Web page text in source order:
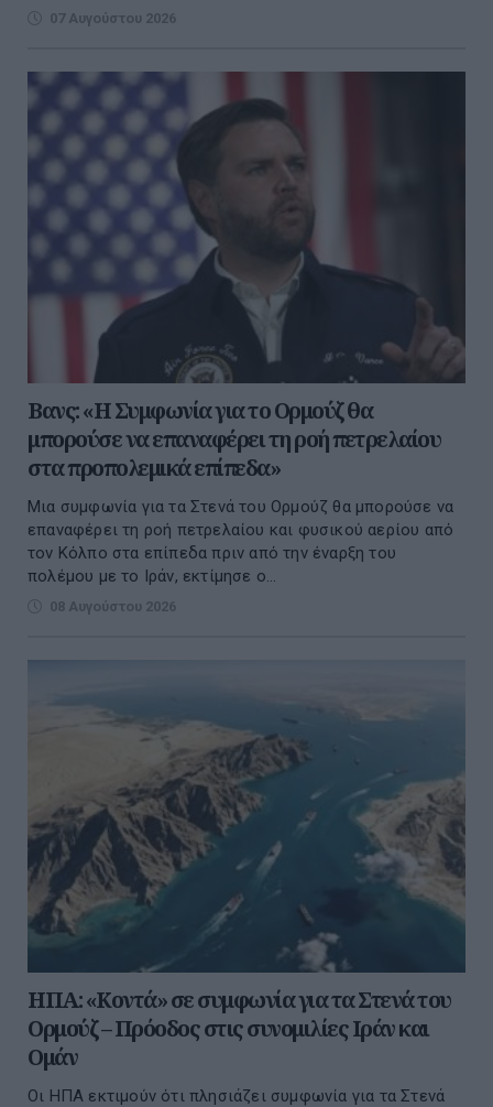
07 Αυγούστου 2026
Βανς: «Η Συμφωνία για το Ορμούζ θα
μπορούσε να επαναφέρει τη ροή πετρελαίου
στα προπολεμικά επίπεδα»
Μια συμφωνία για τα Στενά του Ορμούζ θα μπορούσε να
επαναφέρει τη ροή πετρελαίου και φυσικού αερίου από
τον Κόλπο στα επίπεδα πριν από την έναρξη του
πολέμου με το Ιράν, εκτίμησε ο...
08 Αυγούστου 2026
ΗΠΑ: «Κοντά» σε συμφωνία για τα Στενά του
Ορμούζ – Πρόοδος στις συνομιλίες Ιράν και
Ομάν
Οι ΗΠΑ εκτιμούν ότι πλησιάζει συμφωνία για τα Στενά